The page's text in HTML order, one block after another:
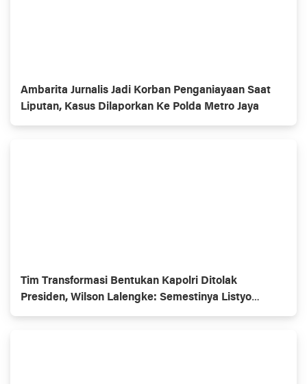
Ambarita Jurnalis Jadi Korban Penganiayaan Saat
Liputan, Kasus Dilaporkan Ke Polda Metro Jaya
Tim Transformasi Bentukan Kapolri Ditolak
Presiden, Wilson Lalengke: Semestinya Listyo
Mundur Saja